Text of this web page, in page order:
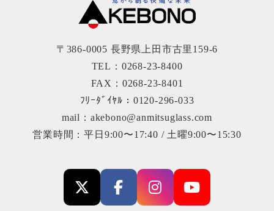
〒386-0005 長野県上田市古里159-6
TEL：0268-23-8400
FAX：0268-23-8401
ﾌﾘｰﾀﾞｲﾔﾙ：0120-296-033
mail：akebono@anmitsuglass.com
営業時間：平日9:00〜17:40 / 土曜9:00〜15:30